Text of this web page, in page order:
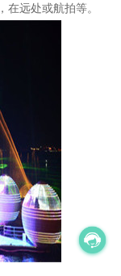
远处或航拍等。